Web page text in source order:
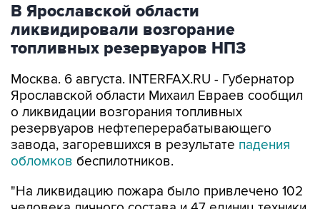
В Ярославской области
ликвидировали возгорание
топливных резервуаров НПЗ
Москва. 6 августа. INTERFAX.RU - Губернатор
Ярославской области Михаил Евраев сообщил
о ликвидации возгорания топливных
резервуаров нефтеперерабатывающего
завода, загоревшихся в результате падения
обломков беспилотников.
"На ликвидацию пожара было привлечено 102